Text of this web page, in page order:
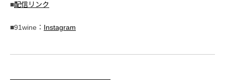
■配信リンク
■91wine： Instagram